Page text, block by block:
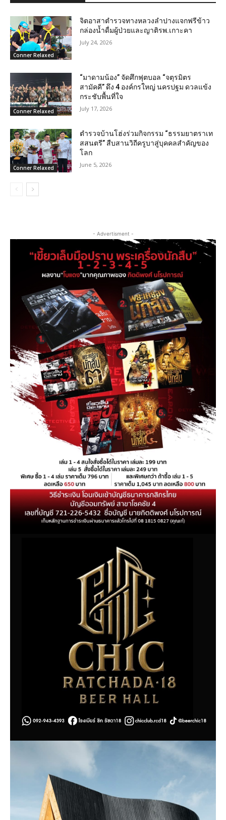
Conner Relaxed
จิตอาสาตำรวจทางหลวงลำปางแจกฟรีข้าว
กล่องน้ำดื่มผู้ป่วยและญาติรพ.เกาะคา
July 24, 2026
Conner Relaxed
“มาดามน้อง” จัดศึกฟุตบอล “จตุรมิตร
สามัคคี” ดึง 4 องค์กรใหญ่ นครปฐม ดวลแข้ง
กระชับพื้นที่ใจ
July 17, 2026
Conner Relaxed
ตำรวจบ้านโฮ่งร่วมกิจกรรม “ธรรมยาตราเท
สสนตรี” สืบสานวิถีครูบาสู่บุคคลสำคัญของ
โลก
June 5, 2026
- Advertisment -